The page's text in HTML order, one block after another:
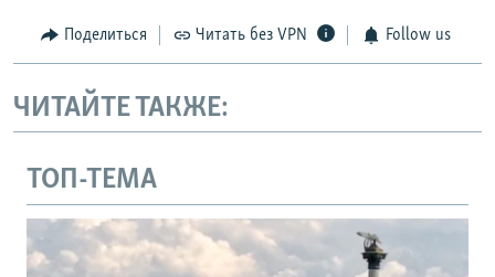
Поделиться Читать без VPN Follow us
ЧИТАЙТЕ ТАКЖЕ:
ТОП-ТЕМА